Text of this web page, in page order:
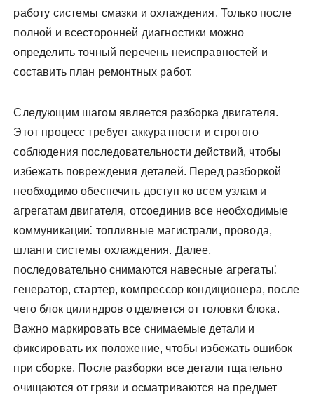
работу системы смазки и охлаждения. Только после
полной и всесторонней диагностики можно
определить точный перечень неисправностей и
составить план ремонтных работ.
Следующим шагом является разборка двигателя.
Этот процесс требует аккуратности и строгого
соблюдения последовательности действий, чтобы
избежать повреждения деталей. Перед разборкой
необходимо обеспечить доступ ко всем узлам и
агрегатам двигателя, отсоединив все необходимые
коммуникации⁚ топливные магистрали, провода,
шланги системы охлаждения. Далее,
последовательно снимаются навесные агрегаты⁚
генератор, стартер, компрессор кондиционера, после
чего блок цилиндров отделяется от головки блока.
Важно маркировать все снимаемые детали и
фиксировать их положение, чтобы избежать ошибок
при сборке. После разборки все детали тщательно
очищаются от грязи и осматриваются на предмет